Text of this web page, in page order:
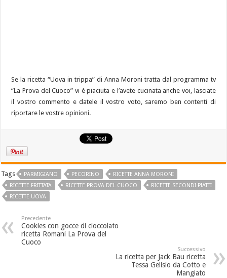
Se la ricetta “Uova in trippa” di Anna Moroni tratta dal programma tv
“La Prova del Cuoco” vi è piaciuta e l’avete cucinata anche voi, lasciate
il vostro commento e datele il vostro voto, saremo ben contenti di
riportare le vostre opinioni.
Tags PARMIGIANO PECORINO
RICETTE ANNA MORONI
RICETTE FRITTATA
RICETTE PROVA DEL CUOCO
RICETTE SECONDI PIATTI
RICETTE UOVA
Precedente
Cookies con gocce di cioccolato
ricetta Romani La Prova del
Cuoco
Successivo
La ricetta per Jack Bau ricetta
Tessa Gelisio da Cotto e
Mangiato